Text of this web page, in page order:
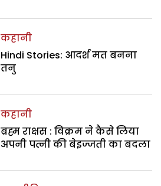
कहानी
Hindi Stories: आदर्श मत बनना
तनु
कहानी
ब्रह्म राक्षस : विक्रम ने कैसे लिया
अपनी पत्नी की बेइज्जती का बदला